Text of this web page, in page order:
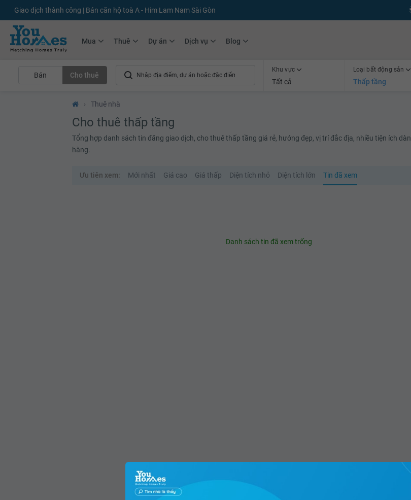
Giao dịch thành công | Bán căn hộ toà A - Him Lam Nam Sài Gòn
Mua Thuê Dự án Dịch vụ Blog
Bán Cho thuê
Khu vực
Tất cả
Loại bất động sản
Thấp tầng
› Thuê nhà
Cho thuê thấp tầng
Tổng hợp danh sách tin đăng giao dịch, cho thuê thấp tầng giá rẻ, hướng đẹp, vị trí đắc địa, nhiều tiện ích
hàng.
Ưu tiên xem: Mới nhất Giá cao Giá thấp Diện tích nhỏ Diện tích lớn Tin đã xem
Danh sách tin đã xem trống